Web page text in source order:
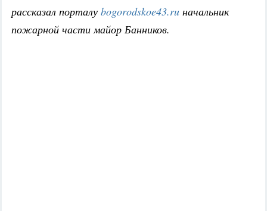
рассказал порталу bogorodskoe43.ru начальник
пожарной части майор Банников.